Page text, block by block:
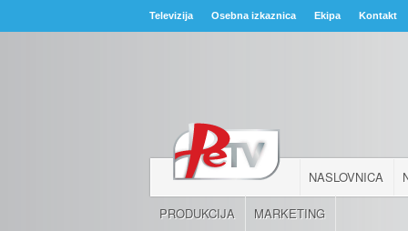
Televizija Osebna izkaznica Ekipa Kontakt
NASLOVNICA
PRODUKCIJA MARKETING